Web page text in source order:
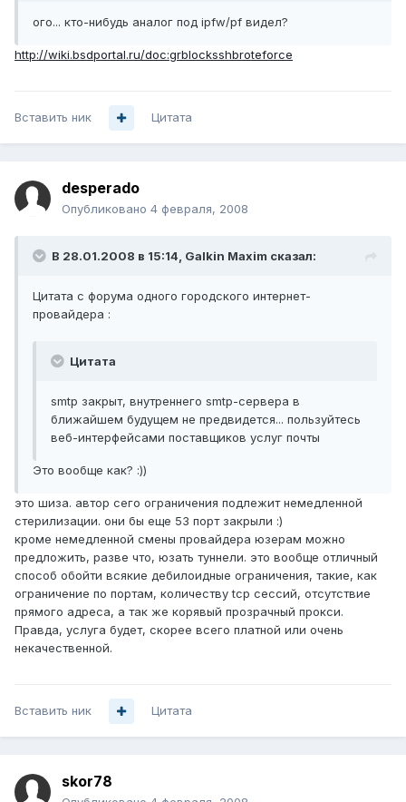
ого... кто-нибудь аналог под ipfw/pf видел?
http://wiki.bsdportal.ru/doc:grblocksshbroteforce
Вставить ник Цитата
desperado
Опубликовано 4 февраля, 2008
В 28.01.2008 в 15:14, Galkin Maxim сказал:
Цитата с форума одного городского интернет-
провайдера :
Цитата
smtp закрыт, внутреннего smtp-сервера в
ближайшем будущем не предвидется... пользуйтесь
веб-интерфейсами поставщиков услуг почты
Это вообще как? :))
это шиза. автор сего ограничения подлежит немедленной
стерилизации. они бы еще 53 порт закрыли :)
кроме немедленной смены провайдера юзерам можно
предложить, разве что, юзать туннели. это вообще отличный
способ обойти всякие дебилоидные ограничения, такие, как
ограничение по портам, количеству tcp сессий, отсутствие
прямого адреса, а так же корявый прозрачный прокси.
Правда, услуга будет, скорее всего платной или очень
некачественной.
Вставить ник Цитата
skor78